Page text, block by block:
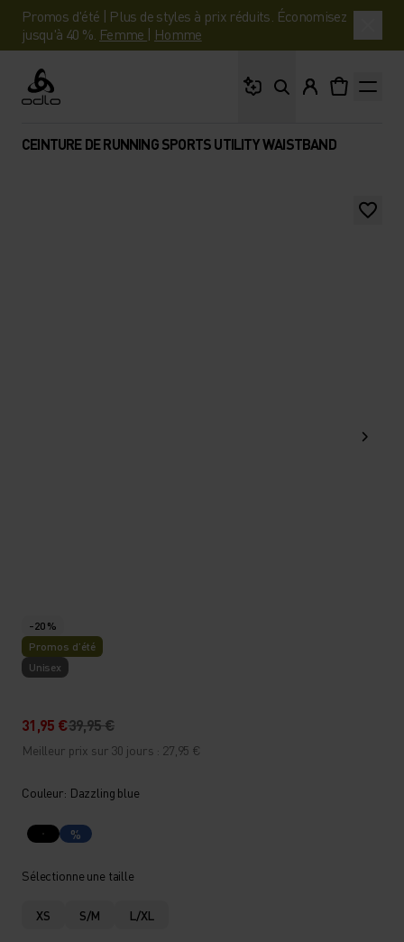
Promos d'été | Plus de styles à prix réduits. Économisez
jusqu'à 40 %. Femme | Homme
Odlo
CEINTURE DE RUNNING SPORTS UTILITY WAISTBAND
-20 %
Promos d’été
Unisex
31,95 €39,95 €
Meilleur prix sur 30 jours : 27,95 €
Couleur: Dazzling blue
%
Sélectionne une taille
XS S/M L/XL